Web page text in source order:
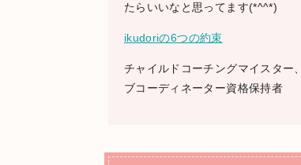
たらいいなと思ってます(*^^*)
ikudoriの6つの約束
チャイルドコーチングマイスター
ブコーディネーター資格保持者